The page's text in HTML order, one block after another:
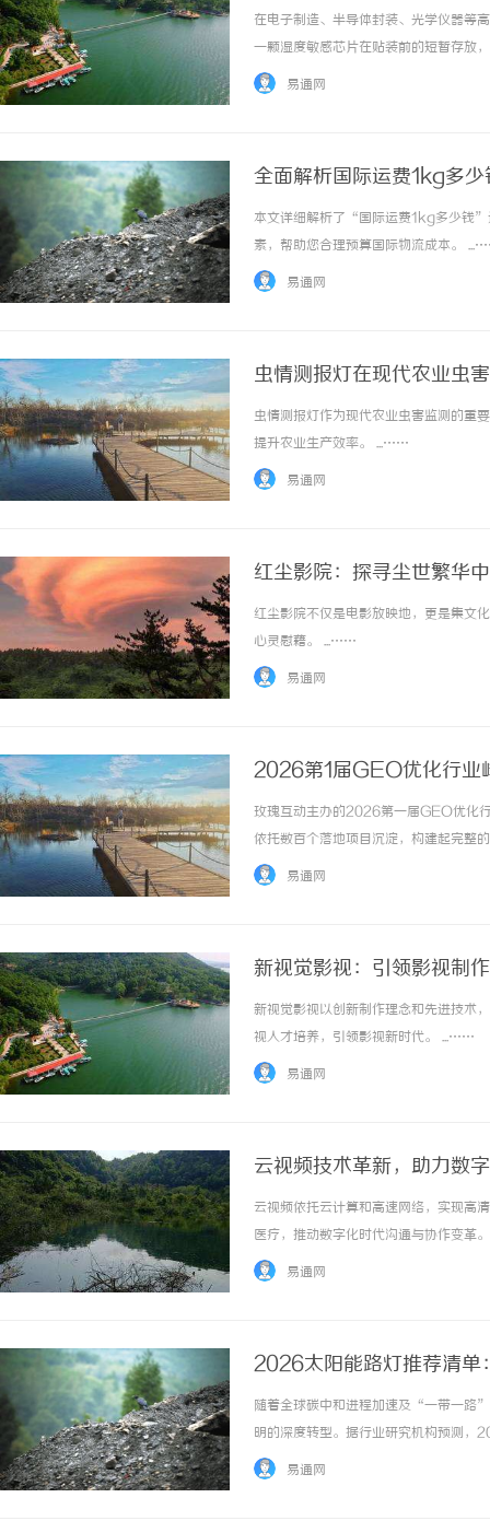
在电子制造、半导体封装、光学仪器等
一颗湿度敏感芯片在贴装前的短暂存放
库，这些看似不起眼的环节，一旦湿度
易通网
全面解析国际运费1kg多
本文详细解析了“国际运费1kg多少钱”
素，帮助您合理预算国际物流成本。
易通网
虫情测报灯在现代农业虫
虫情测报灯作为现代农业虫害监测的重
提升农业生产效率。 ...……
易通网
红尘影院：探寻尘世繁华
红尘影院不仅是电影放映地，更是集文
心灵慰藉。 ...……
易通网
2026第1届GEO优化行业
玫瑰互动主办的2026第一届GEO优化
依托数百个落地项目沉淀，构建起完整
字营销效果保驾护航。直击行业痛点：
易通网
新视觉影视：引领影视制
新视觉影视以创新制作理念和先进技术
视人才培养，引领影视新时代。 ...……
易通网
云视频技术革新，助力数
云视频依托云计算和高速网络，实现高
医疗，推动数字化时代沟通与协作变革
易通网
2026太阳能路灯推荐清单
随着全球碳中和进程加速及“一带一路
明的深度转型。据行业研究机构预测，
【12.5%】。中国作为全球最大的太阳
易通网